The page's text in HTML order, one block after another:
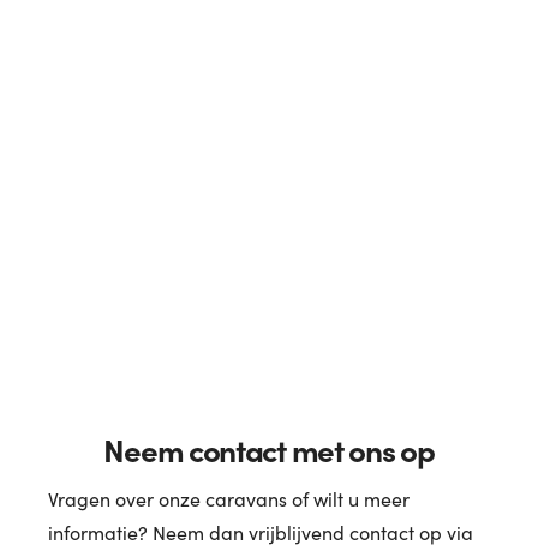
Neem contact met ons op
Vragen over onze caravans of wilt u meer
informatie? Neem dan vrijblijvend contact op via